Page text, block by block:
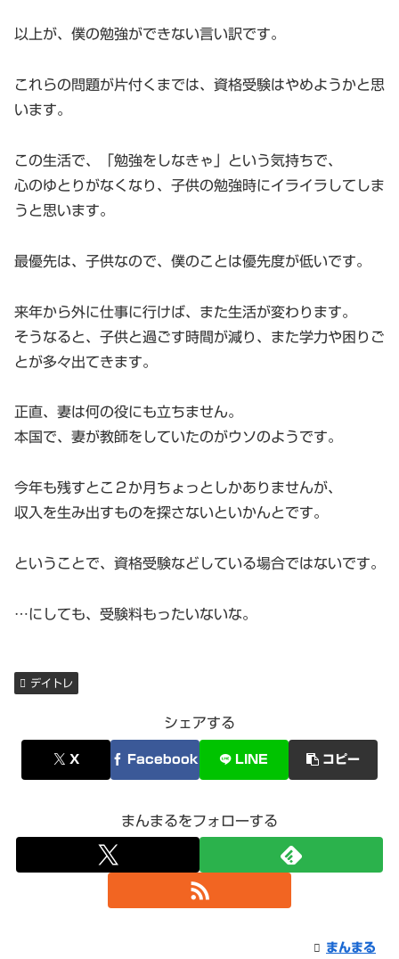
以上が、僕の勉強ができない言い訳です。
これらの問題が片付くまでは、資格受験はやめようかと思
います。
この生活で、「勉強をしなきゃ」という気持ちで、
心のゆとりがなくなり、子供の勉強時にイライラしてしま
うと思います。
最優先は、子供なので、僕のことは優先度が低いです。
来年から外に仕事に行けば、また生活が変わります。
そうなると、子供と過ごす時間が減り、また学力や困りご
とが多々出てきます。
正直、妻は何の役にも立ちません。
本国で、妻が教師をしていたのがウソのようです。
今年も残すとこ２か月ちょっとしかありませんが、
収入を生み出すものを探さないといかんとです。
ということで、資格受験などしている場合ではないです。
…にしても、受験料もったいないな。
デイトレ
シェアする
X Facebook LINE コピー
まんまるをフォローする
まんまる